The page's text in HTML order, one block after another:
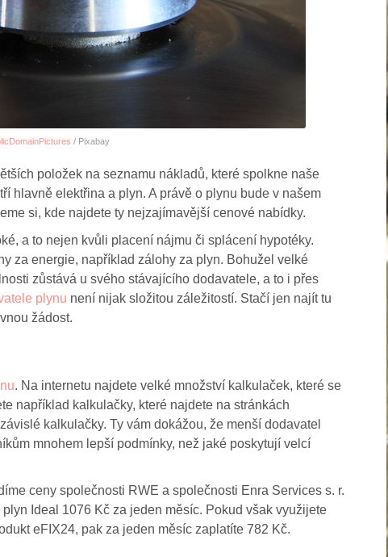
/ Pixabay
položek na seznamu nákladů, které spolkne naše
hlavně elektřina a plyn. A právě o plynu bude v našem
si, kde najdete ty nejzajímavější cenové nabídky.
a to nejen kvůli placení nájmu či splácení hypotéky.
za energie, například zálohy za plyn. Bohužel velké
zůstává u svého stávajícího dodavatele, a to i přes
plynu není nijak složitou záležitostí. Stačí jen najít tu
žádost.
. Na internetu najdete velké množství kalkulaček, které se
například kalkulačky, které najdete na stránkách
kalkulačky. Ty vám dokážou, že menší dodavatel
mnohem lepší podmínky, než jaké poskytují velcí
ceny společnosti RWE a společnosti Enra Services s. r.
Ideal 1076 Kč za jeden měsíc. Pokud však využijete
eFIX24, pak za jeden měsíc zaplatíte 782 Kč.